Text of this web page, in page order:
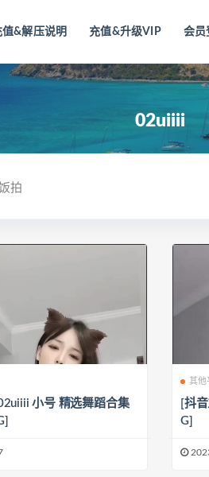
值&解压说明 充值&升级VIP 会员
02uiiii
拍
小号 精选舞蹈合集
其他
[抖
G]